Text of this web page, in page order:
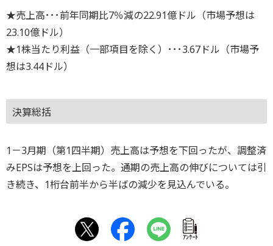
★売上高･･･前年同期比7％減の22.91億ドル（市場予想は
23.10億ドル）
★1株当たり利益（一部項目を除く）･･･3.67ドル（市場予
想は3.44ドル）
決算総括
1－3月期（第1四半期）売上高は予想を下回ったが、調整済
みEPSは予想を上回った。通期の売上高の伸びについては引
き続き、1桁台前半から半ばの減少を見込んでいる。
ｱﾝｹｰﾄ